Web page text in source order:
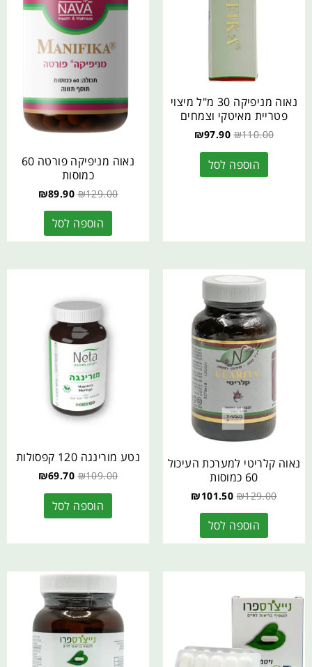
נאוה מניפיקה 30 מ"ל מיצוי
פטריית מאיטקי וצמחים
₪110.00
₪97.90
הוספה לסל
נאוה מניפיקה פורטה 60
כמוסות
₪129.00
₪89.90
הוספה לסל
נאוה קלריטי למערכת העיכול
60 כמוסות
₪129.00
₪101.50
הוספה לסל
נטע מורינגה 120 קפסולות
₪109.00
₪69.70
הוספה לסל